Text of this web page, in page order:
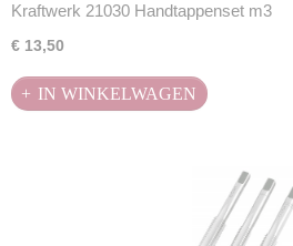
Kraftwerk 21030 Handtappenset m3
€ 13,50
IN WINKELWAGEN